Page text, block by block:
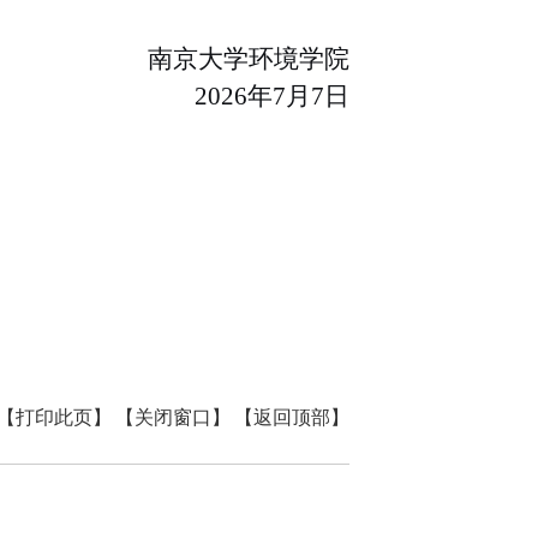
南京大学环境学院
2026年7月 7 日
【打印此页】 【关闭窗口】 【返回顶部】